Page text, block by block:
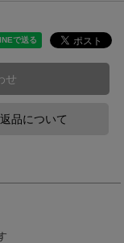
せ
返品について